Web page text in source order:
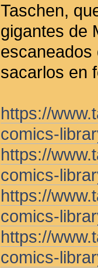
Taschen,
gigantes de
escaneados
sacarlos en
https://
comics-
https://
comics-
https://
comics-
https://
comics-